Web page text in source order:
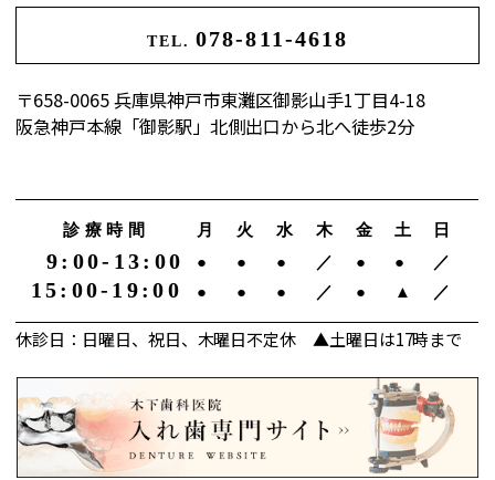
TEL. 078-811-4618
〒658-0065 兵庫県神戸市東灘区御影山手1丁目4-18
阪急神戸本線「御影駅」北側出口から北へ徒歩2分
診療時間 月 火 水 木 金 土 日
9:00-13:00 ● ● ● ／ ● ● ／
15:00-19:00 ● ● ● ／ ● ▲ ／
休診日：日曜日、祝日、木曜日不定休 ▲土曜日は17時まで